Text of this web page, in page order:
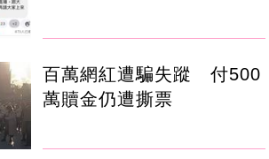
百萬網紅遭騙失蹤 付500
萬贖金仍遭撕票